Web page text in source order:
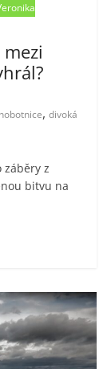
,divoká
záběry z
bitvu na